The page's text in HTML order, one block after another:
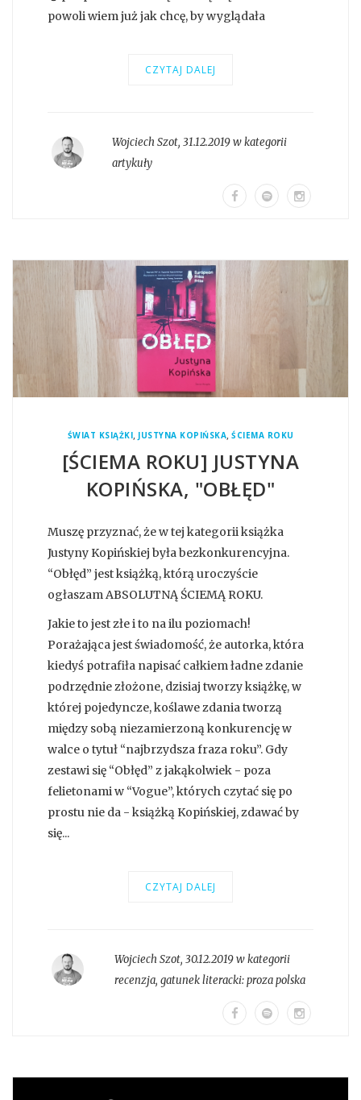
powoli wiem już jak chcę, by wyglądała
CZYTAJ DALEJ
Wojciech Szot, 31.12.2019 w kategorii
artykuły
ŚWIAT KSIĄŻKI, JUSTYNA KOPIŃSKA, ŚCIEMA ROKU
[ŚCIEMA ROKU] JUSTYNA
KOPIŃSKA, "OBŁĘD"
Muszę przyznać, że w tej kategorii książka
Justyny Kopińskiej była bezkonkurencyjna.
“Obłęd” jest książką, którą uroczyście
ogłaszam ABSOLUTNĄ ŚCIEMĄ ROKU.
Jakie to jest złe i to na ilu poziomach!
Porażająca jest świadomość, że autorka, która
kiedyś potrafiła napisać całkiem ładne zdanie
podrzędnie złożone, dzisiaj tworzy książkę, w
której pojedyncze, koślawe zdania tworzą
między sobą niezamierzoną konkurencję w
walce o tytuł “najbrzydsza fraza roku”. Gdy
zestawi się “Obłęd” z jakąkolwiek - poza
felietonami w “Vogue”, których czytać się po
prostu nie da - książką Kopińskiej, zdawać by
się...
CZYTAJ DALEJ
Wojciech Szot, 30.12.2019 w kategorii
recenzja, gatunek literacki:proza polska